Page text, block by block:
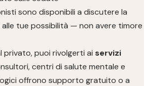
sono disponibili a discutere la
alle tue possibilità — non avere timore
privato, puoi rivolgerti ai servizi
centri di salute mentale e
offrono supporto gratuito o a